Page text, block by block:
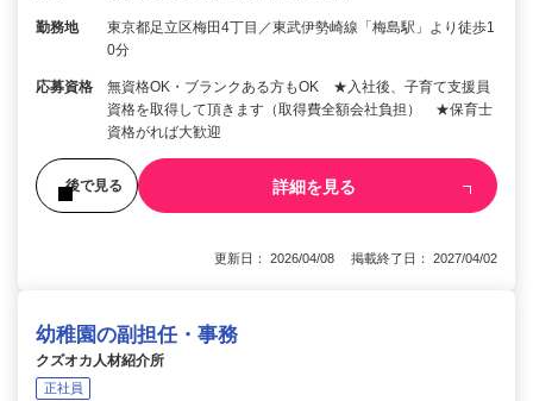
勤務地
東京都足立区梅田4丁目／東武伊勢崎線「梅島駅」より徒歩1
0分
応募資格
無資格OK・ブランクある方もOK ★入社後、子育て支援員
資格を取得して頂きます（取得費全額会社負担） ★保育士
資格がれば大歓迎
後で見る 詳細を見る
更新日： 2026/04/08 掲載終了日： 2027/04/02
幼稚園の副担任・事務
クズオカ人材紹介所
正社員